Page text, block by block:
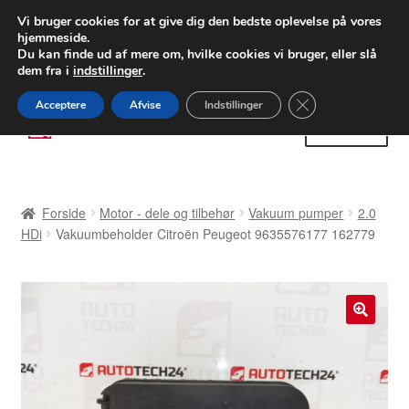
LEVERING fra 55 kr.
FEDEX verdensomspændende forsendelse
80 82 72 02
Spring
til
Spring
til
Betalinger
Klageprocedure
Forside Motor - dele og tilbehør Vakuum pumper
2.0
HDi
Vakuumbeholder Citroën Peugeot 9635576177 162779
Vi bruger cookies for at give dig den bedste oplevelse på vores
hjemmeside.
Du kan finde ud af mere om, hvilke cookies vi bruger, eller slå
dem fra i indstillinger.
Acceptere Afvise Indstillinger Close GDPR